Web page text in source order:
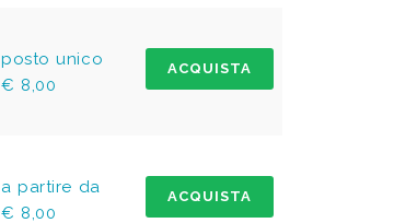
posto unico
€ 8,00
ACQUISTA
a partire da
€ 8,00
ACQUISTA